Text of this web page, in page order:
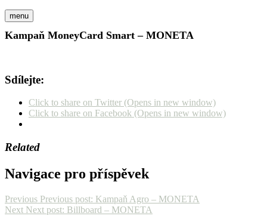
menu
Kampaň MoneyCard Smart – MONETA
Sdílejte:
Click to share on Twitter (Opens in new window)
Click to share on Facebook (Opens in new window)
Related
Navigace pro příspěvek
Previous Previous post: Kampaň Agro – MONETA
Next Next post: Billboard – MONETA